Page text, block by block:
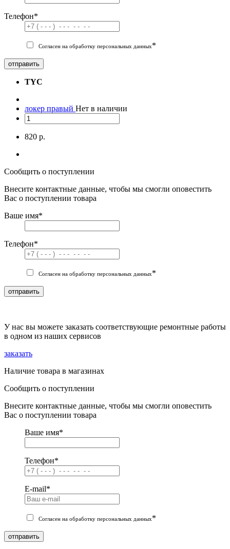
Телефон*
Согласен на обработку персональных данных*
отправить
TYC
локер правый Нет в наличии
820 р.
Сообщить о поступлении
Внесите контактные данные, чтобы мы смогли оповестить
Вас о поступлении товара
Ваше имя*
Телефон*
Согласен на обработку персональных данных*
отправить
У нас вы можете заказать соответствующие ремонтные работы
в одном из наших сервисов
заказать
Наличие товара в магазинах
Сообщить о поступлении
Внесите контактные данные, чтобы мы смогли оповестить
Вас о поступлении товара
Ваше имя*
Телефон*
E-mail*
Согласен на обработку персональных данных*
отправить